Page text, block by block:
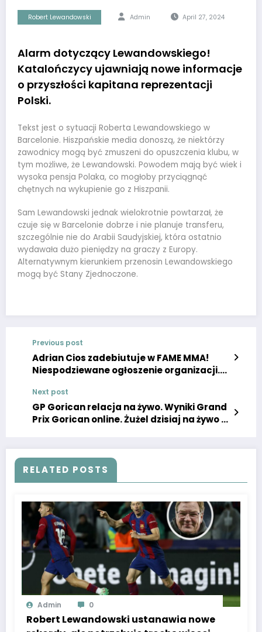
Robert Lewandowski Admin April 27, 2024
Alarm dotyczący Lewandowskiego!
Katalończycy ujawniają nowe informacje
o przyszłości kapitana reprezentacji
Polski.
Tekst jest o sytuacji Roberta Lewandowskiego w
Barcelonie. Hiszpańskie media donoszą, że niektórzy
zawodnicy mogą być zmuszeni do opuszczenia klubu, w
tym możliwe, że Lewandowski. Powodem mają być wiek i
wysoka pensja Polaka, co mogłoby przyciągnąć
chętnych na wykupienie go z Hiszpanii.
Sam Lewandowski jednak wielokrotnie powtarzał, że
czuje się w Barcelonie dobrze i nie planuje transferu,
szczególnie nie do Arabii Saudyjskiej, która ostatnio
wydawała dużo pieniędzy na graczy z Europy.
Alternatywnym kierunkiem przenosin Lewandowskiego
mogą być Stany Zjednoczone.
Previous post
Adrian Cios zadebiutuje w FAME MMA!
Niespodziewane ogłoszenie organizacji.
Next post
GP Gorican relacja na żywo. Wyniki Grand
Prix Gorican online. Żużel dzisiaj na żywo w
RELATED POSTS
Admin 0
Robert Lewandowski ustanawia nowe